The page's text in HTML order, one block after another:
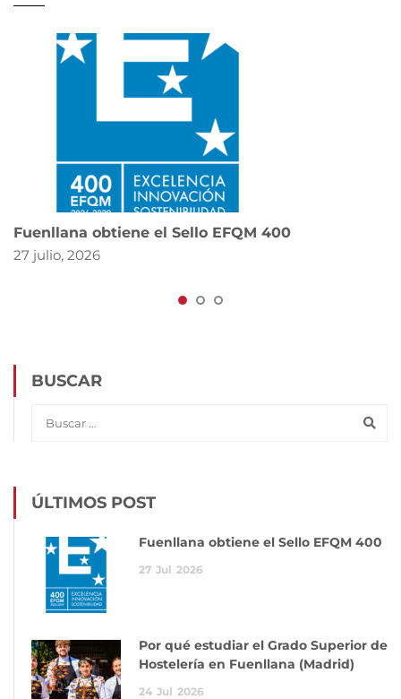
Fuenllana obtiene el Sello EFQM 400
27 julio, 2026
BUSCAR
ÚLTIMOS POST
Fuenllana obtiene el Sello EFQM 400
27 Jul 2026
Por qué estudiar el Grado Superior de
Hostelería en Fuenllana (Madrid)
24 Jul 2026